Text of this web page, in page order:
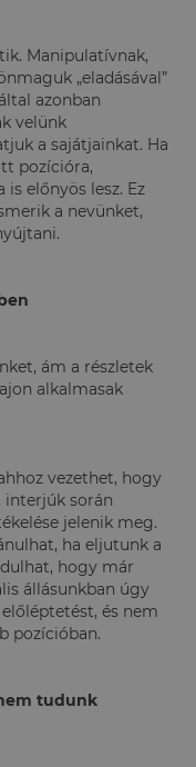
Manipulatívnak,
„eladásával”
azonban
velünk
a sajátjainkat. Ha
pozícióra,
is előnyös lesz. Ez
a nevünket,
ám a részletek
alkalmasak
vezethet, hogy
interjúk során
jelenik meg.
ha eljutunk a
hogy már
állásunkban úgy
és nem
pozícióban.
tudunk